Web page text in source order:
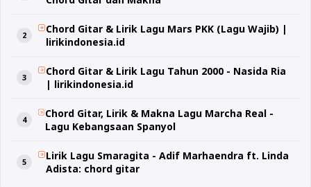
Chord Gitar & Lirik Lagu Mars PKK (Lagu Wajib) |
lirikindonesia.id
Chord Gitar & Lirik Lagu Tahun 2000 - Nasida Ria
| lirikindonesia.id
Chord Gitar, Lirik & Makna Lagu Marcha Real -
Lagu Kebangsaan Spanyol
Lirik Lagu Smaragita - Adif Marhaendra ft. Linda
Adista: chord gitar